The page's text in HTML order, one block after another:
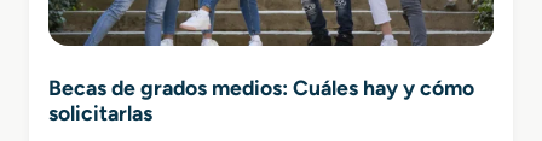
Becas de grados medios: Cuáles hay y cómo
solicitarlas